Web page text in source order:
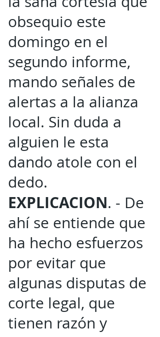
obsequio este
domingo en el
segundo informe,
mando señales de
alertas a la alianza
local. Sin duda a
alguien le esta
dando atole con el
dedo.
EXPLICACION. - De
ahí se entiende que
ha hecho esfuerzos
por evitar que
algunas disputas de
corte legal, que
tienen razón y